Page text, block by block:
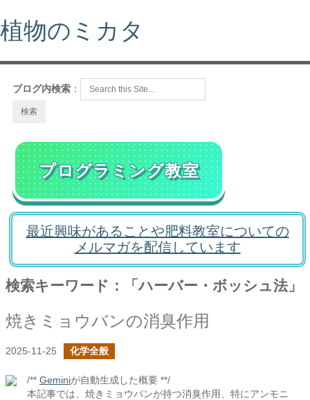
植物のミカタ
ブログ内検索 ：
プログラミング教室
最近興味があることや肥料教室についての
メルマガを配信しています
検索キーワード：「ハーバー・ボッシュ法」
焼きミョウバンの消臭作用
2025-11-25 化学全般
/** Geminiが自動生成した概要 **/
本記事では、焼きミョウバンが持つ消臭作用、特にアンモニ